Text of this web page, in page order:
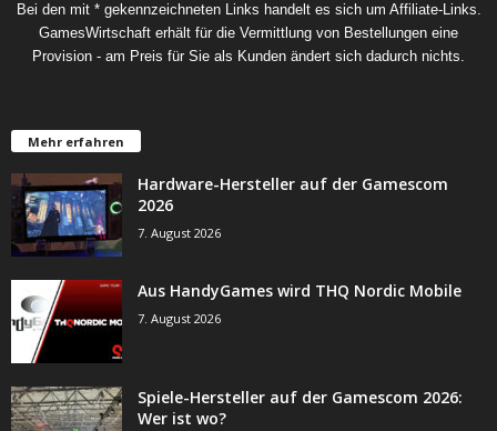
Bei den mit * gekennzeichneten Links handelt es sich um Affiliate-Links.
GamesWirtschaft erhält für die Vermittlung von Bestellungen eine
Provision - am Preis für Sie als Kunden ändert sich dadurch nichts.
Mehr erfahren
Hardware-Hersteller auf der Gamescom
2026
7. August 2026
Aus HandyGames wird THQ Nordic Mobile
7. August 2026
Spiele-Hersteller auf der Gamescom 2026:
Wer ist wo?